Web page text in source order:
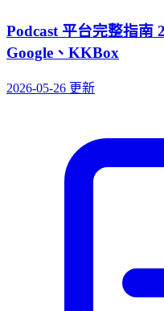
Podcast 平台完整指南
Google、KKBox
2026-05-26 更新